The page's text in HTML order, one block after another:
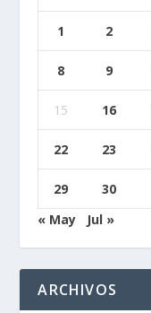
1 2
8 9
15 16
22 23
29
30
« May
Jul »
ARCHIVOS